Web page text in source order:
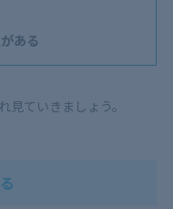
ある
見ていきましょう。